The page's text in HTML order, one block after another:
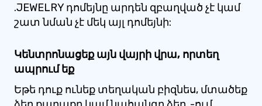
.JEWELRY դոմեյնը արդեն զբաղված չէ կամ
շատ նման չէ մեկ այլ դոմեյնի:
Կենտրոնացեք այն վայրի վրա, որտեղ
ապրում եք
Եթե ​​դուք ունեք տեղական բիզնես, մտածեք